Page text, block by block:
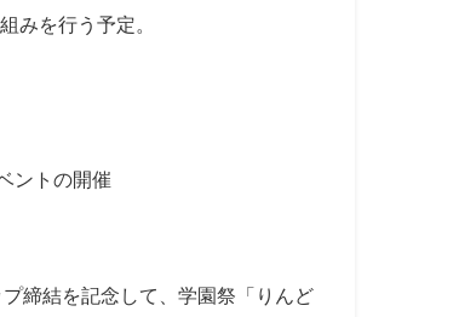
を行う予定。
ントの開催
締結を記念して、学園祭「りんど